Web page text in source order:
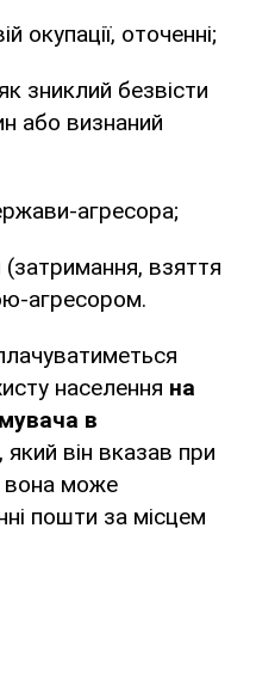
окупації, оточенні;
зниклий безвісти
або визнаний
агресора;
взяття
агресором.
населення на
в
, який він вказав при
вона може
пошти за місцем